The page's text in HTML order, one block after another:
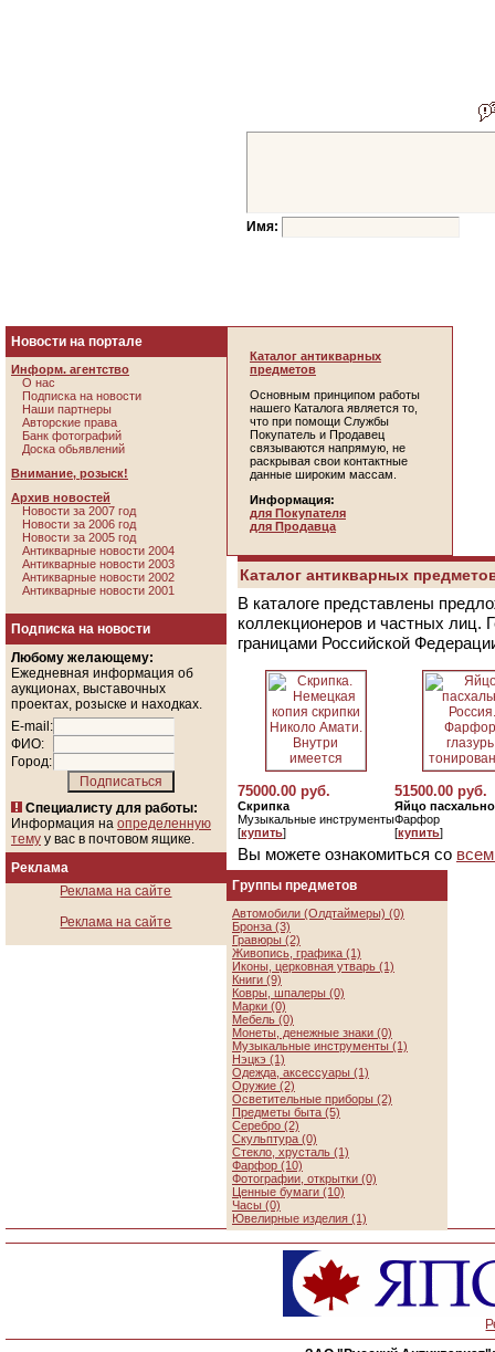
Имя:
Новости на портале
Информ. агентство
О нас
Подписка на новости
Наши партнеры
Авторские права
Банк фотографий
Доска обьявлений
Внимание, розыск!
Архив новостей
Новости за 2007 год
Новости за 2006 год
Новости за 2005 год
Антикварные новости 2004
Антикварные новости 2003
Антикварные новости 2002
Антикварные новости 2001
Подписка на новости
Любому желающему:
Ежедневная информация об
аукционах, выставочных
проектах, розыске и находках.
E-mail:
ФИО:
Город:
Специалисту для работы:
Информация на определенную
тему у вас в почтовом ящике.
Реклама
Реклама на сайте
Реклама на сайте
Каталог антикварных
предметов
Основным принципом работы
нашего Каталога является то,
что при помощи Службы
Покупатель и Продавец
связываются напрямую, не
раскрывая свои контактные
данные широким массам.
Информация:
для Покупателя
для Продавца
Каталог антикварных
В каталоге представлены
коллекционеров и частных лиц.
границами Российской
75000.00 руб.
Скрипка
Музыкальные инструменты
[купить]
51500.00 руб.
Яйцо
Фарфор
[купить]
Вы можете ознакомиться со
Группы предметов
Автомобили (Олдтаймеры) (0)
Бронза (3)
Гравюры (2)
Живопись, графика (1)
Иконы, церковная утварь (1)
Книги (9)
Ковры, шпалеры (0)
Марки (0)
Мебель (0)
Монеты, денежные знаки (0)
Музыкальные инструменты (1)
Нэцкэ (1)
Одежда, аксессуары (1)
Оружие (2)
Осветительные приборы (2)
Предметы быта (5)
Серебро (2)
Скульптура (0)
Стекло, хрусталь (1)
Фарфор (10)
Фотографии, открытки (0)
Ценные бумаги (10)
Часы (0)
Ювелирные изделия (1)